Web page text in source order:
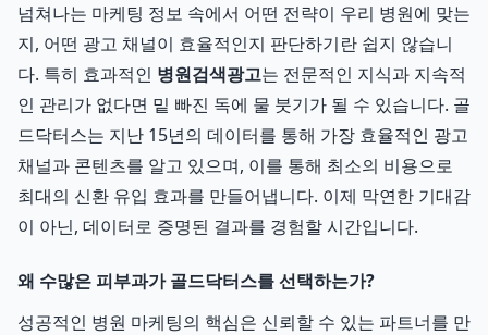
넘쳐나는 마케팅 정보 속에서 어떤 전략이 우리 병원에 맞는
지, 어떤 광고 채널이 효율적인지 판단하기란 쉽지 않습니
다. 특히 효과적인 병원검색광고는 전문적인 지식과 지속적
인 관리가 없다면 밑 빠진 독에 물 붓기가 될 수 있습니다. 골
드닥터스는 지난 15년의 데이터를 통해 가장 효율적인 광고
채널과 콘텐츠를 알고 있으며, 이를 통해 최소의 비용으로
최대의 신환 유입 효과를 만들어냅니다. 이제 막연한 기대감
이 아닌, 데이터로 증명된 결과를 경험할 시간입니다.
왜 수많은 피부과가 골드닥터스를 선택하는가?
성공적인 병원 마케팅의 핵심은 신뢰할 수 있는 파트너를 만